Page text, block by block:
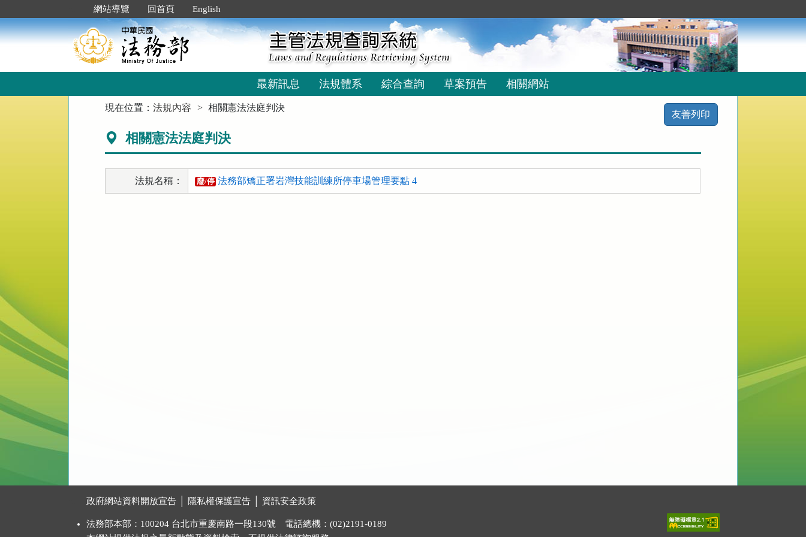
到
主
要
網站導覽 回首頁 English
最新訊息 法規體系 綜合查詢 草案預告 相關網站
現在位置：法規內容 相關憲法法庭判決
友善列印
相關憲法法庭判決
法規名稱： 廢/停 法務部矯正署岩灣技能訓練所停車場管理要點 4
政府網站資料開放宣告 隱私權保護宣告 資訊安全政策
法務部本部：100204 台北市重慶南路一段130號 電話總機：(02)2191-0189